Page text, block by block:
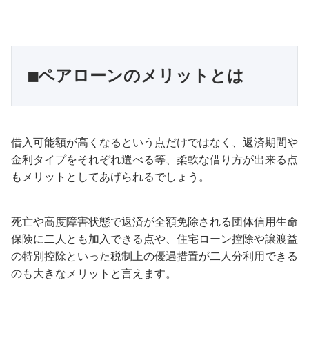
■ペアローンのメリットとは
借入可能額が高くなるという点だけではなく、返済期間や
金利タイプをそれぞれ選べる等、柔軟な借り方が出来る点
もメリットとしてあげられるでしょう。
死亡や高度障害状態で返済が全額免除される団体信用生命
保険に二人とも加入できる点や、住宅ローン控除や譲渡益
の特別控除といった税制上の優遇措置が二人分利用できる
のも大きなメリットと言えます。